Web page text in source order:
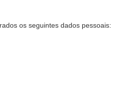
os seguintes dados pessoais: